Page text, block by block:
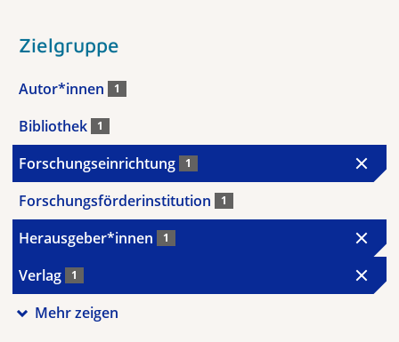
Zielgruppe
Autor*innen 1
Bibliothek 1
Forschungseinrichtung 1
Forschungsförderinstitution 1
Herausgeber*innen 1
Verlag 1
Mehr zeigen